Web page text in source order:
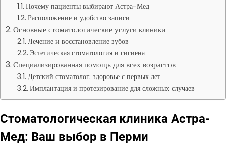
Почему пациенты выбирают Астра-Мед
Расположение и удобство записи
Основные стоматологические услуги клиники
Лечение и восстановление зубов
Эстетическая стоматология и гигиена
Специализированная помощь для всех возрастов
Детский стоматолог: здоровье с первых лет
Имплантация и протезирование для сложных случаев
Стоматологическая клиника Астра-
Мед: Ваш выбор в Перми